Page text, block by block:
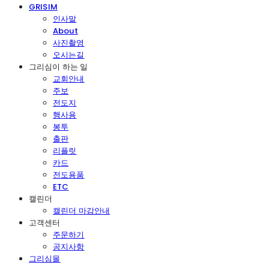
GRISIM
인사말
About
사진촬영
오시는길
그리심이 하는 일
교회안내
주보
전도지
행사용
봉투
출판
리플릿
카드
전도용품
ETC
캘린더
캘린더 마감안내
고객센터
주문하기
공지사항
그리심몰